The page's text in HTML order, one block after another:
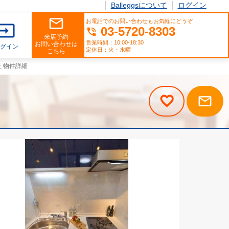
Balleggsについて ログイン
mail_outline
来店予約
お問い合わせは
こちら
お電話でのお問い合わせもお気軽にどうぞ
phone_in_talk 03-5720-8303
営業時間：10:00-18:30
定休日：火・水曜
イン
物件詳細
mail_outline